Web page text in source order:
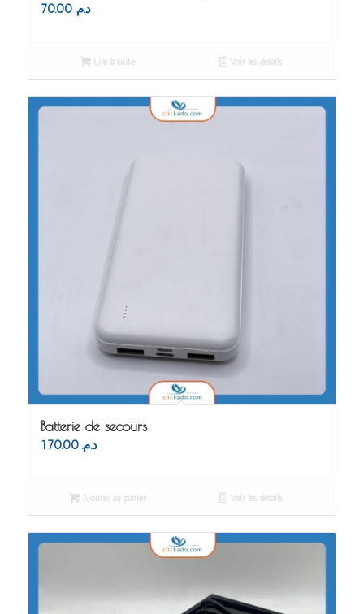
د.م. 70.00
Lire la suite Voir les détails
Batterie de secours
د.م. 170.00
Ajouter au panier Voir les détails